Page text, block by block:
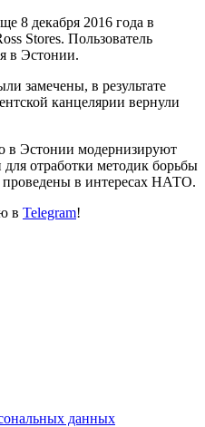
8 декабря 2016 года в
Stores. Пользователь
в Эстонии.
замечены, в результате
канцелярии вернули
в Эстонии модернизируют
отработки методик борьбы
проведены в интересах НАТО.
в Telegram!
данных